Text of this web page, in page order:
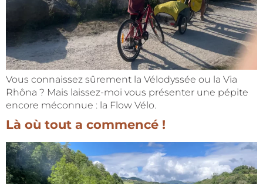
Vous connaissez sûrement la Vélodyssée ou la Via
Rhôna ? Mais laissez-moi vous présenter une pépite
encore méconnue : la Flow Vélo.
Là où tout a commencé !